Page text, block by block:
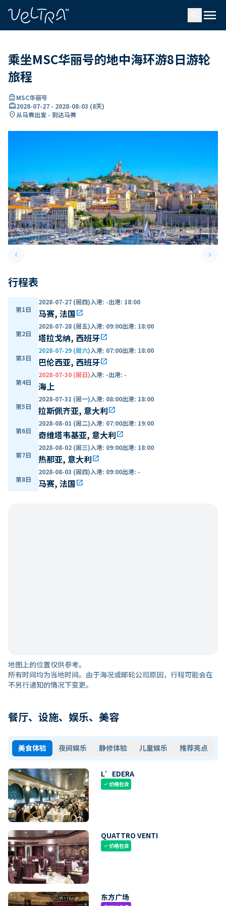
menu
乘坐MSC华丽号的地中海环游8日游轮
旅程
directions_boatMSC华丽号
card_travel2028-07-27 - 2028-08-03 (8天)
location_on从马赛出发 - 到达马赛
keyboard_arrow_leftPrevious slide keyboard_arrow_right
行程表
第1日
2028-07-27 (周四)入港: -出港: 18:00
马赛, 法国open_in_new
第2日
2028-07-28 (周五)入港: 09:00出港: 18:00
塔拉戈纳, 西班牙open_in_new
第3日
2028-07-29 (周六)入港: 07:00出港: 18:00
巴伦西亚, 西班牙open_in_new
第4日
2028-07-30 (周日)入港: -出港: -
海上
第5日
2028-07-31 (周一)入港: 08:00出港: 18:00
拉斯佩齐亚, 意大利open_in_new
第6日
2028-08-01 (周二)入港: 07:00出港: 19:00
奇维塔韦基亚, 意大利open_in_new
第7日
2028-08-02 (周三)入港: 09:00出港: 18:00
热那亚, 意大利open_in_new
第8日
2028-08-03 (周四)入港: 09:00出港: -
马赛, 法国open_in_new
地图上的位置仅供参考。
所有时间均为当地时间。由于海况或邮轮公司原因，行程可能会在
不另行通知的情况下变更。
餐厅、设施、娱乐、美容
美食体验 夜间娱乐 静修体验 儿童娱乐 推荐亮点
L’EDERA
check价格包含
QUATTRO VENTI
check价格包含
东方广场